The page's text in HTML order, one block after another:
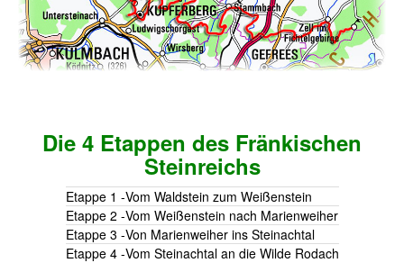
Die 4 Etappen des Fränkischen
Steinreichs
Etappe 1 -Vom Waldstein zum Weißenstein
Etappe 2 -Vom Weißenstein nach Marienweiher
Etappe 3 -Von Marienweiher ins Steinachtal
Etappe 4 -Vom Steinachtal an die Wilde Rodach